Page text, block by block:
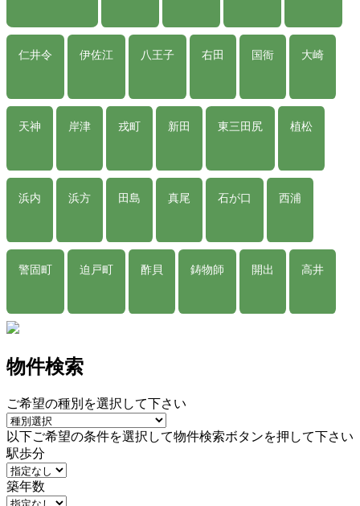
仁井令 伊佐江 八王子 右田 国衙 大崎
天神 岸津 戎町 新田 東三田尻 植松
浜内 浜方 田島 真尾 石が口 西浦
警固町 迫戸町 酢貝 鋳物師 開出 高井
物件検索
ご希望の種別を選択して下さい
以下ご希望の条件を選択して物件検索ボタンを押して下さい
駅歩分
築年数